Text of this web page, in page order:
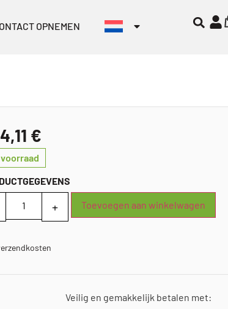
OPNEMEN
€
voorraad
Toevoegen aan winkelwagen
Veilig en gemakkelijk betalen met: